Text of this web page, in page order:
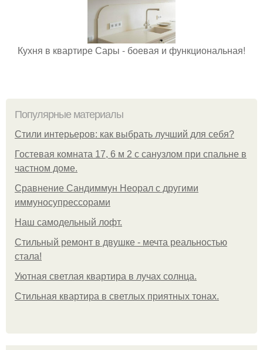
Кухня в квартире Сары - боевая и функциональная!
Популярные материалы
Стили интерьеров: как выбрать лучший для себя?
Гостевая комната 17, 6 м 2 с санузлом при спальне в
частном доме.
Сравнение Сандиммун Неорал с другими
иммуносупрессорами
Наш самодельный лофт.
Стильный ремонт в двушке - мечта реальностью
стала!
Уютная светлая квартира в лучах солнца.
Стильная квартира в светлых приятных тонах.